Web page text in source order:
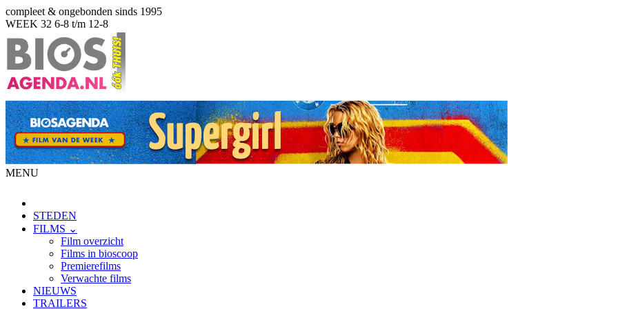
compleet & ongebonden sinds 1995
WEEK 32 6-8 t/m 12-8
MENU
STEDEN
FILMS ⌄
Film overzicht
Films in bioscoop
Premierefilms
Verwachte films
NIEUWS
TRAILERS